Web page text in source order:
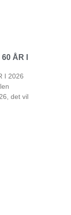
ÅR I
I 2026
det vil